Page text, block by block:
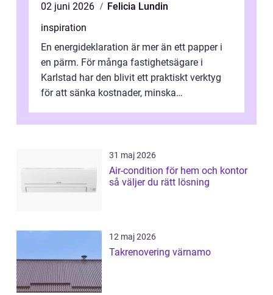
02 juni 2026
Felicia Lundin
inspiration
En energideklaration är mer än ett papper i
en pärm. För många fastighetsägare i
Karlstad har den blivit ett praktiskt verktyg
för att sänka kostnader, minska
31 maj 2026
Air-condition för hem och kontor
så väljer du rätt lösning
12 maj 2026
Takrenovering värnamo